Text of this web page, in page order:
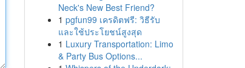
Neck's New Best Friend?
1 pgfun99 เครดิตฟรี: วิธีรับ
และใช้ประโยชน์สูงสุด
1 Luxury Transportation: Limo
& Party Bus Options...